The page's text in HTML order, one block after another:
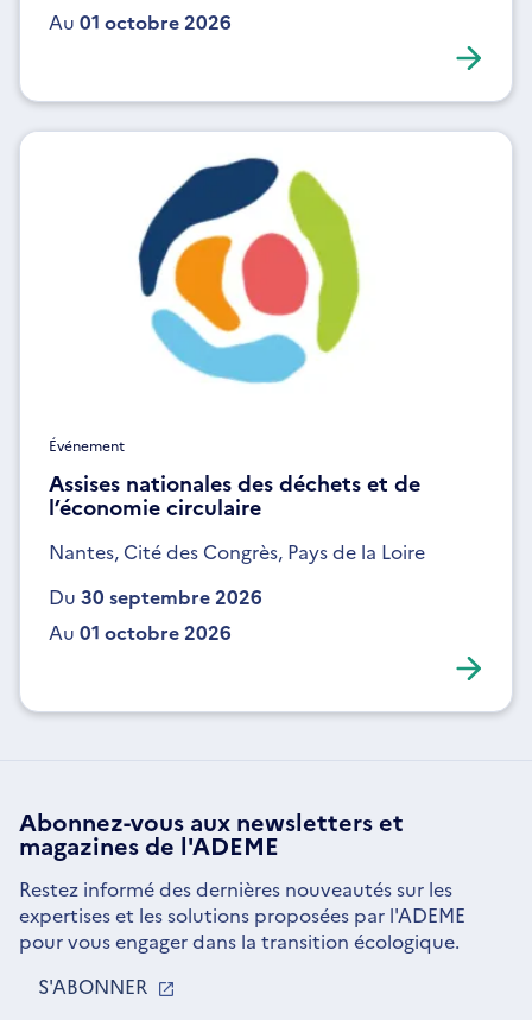
Au 01 octobre 2026
Événement
Assises nationales des déchets et de
l’économie circulaire
Nantes, Cité des Congrès, Pays de la Loire
Du 30 septembre 2026
Au 01 octobre 2026
Abonnez-vous aux newsletterset
magazines de l'ADEME
Restez informé des dernières nouveautés sur les
expertises et les solutions proposées par l'ADEME
pour vous engager dans la transition écologique.
S'ABONNER